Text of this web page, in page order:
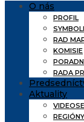
O nás
PROFIL
RAD
KOMISIE
RADA
Aktuality
REGIÓNY